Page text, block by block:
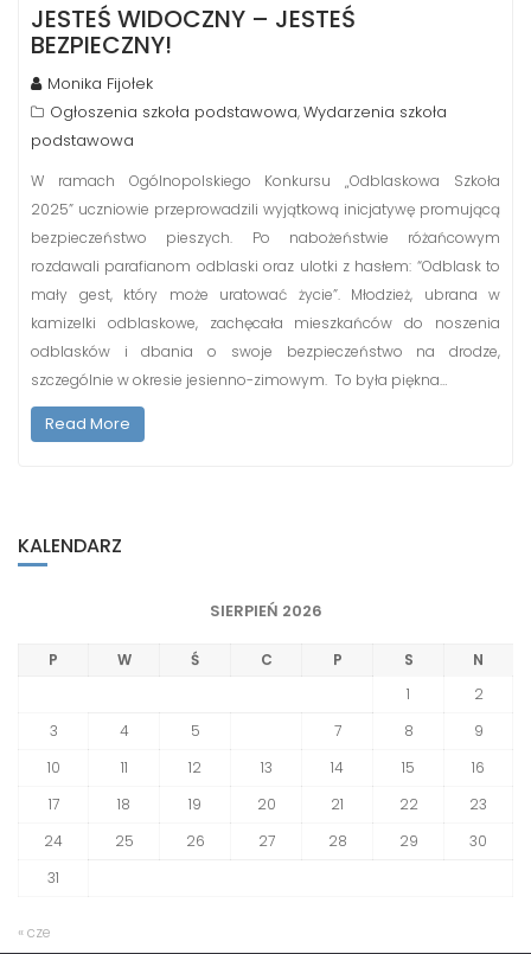
JESTEŚ WIDOCZNY – JESTEŚ
BEZPIECZNY!
Monika Fijołek
Ogłoszenia szkoła podstawowa,Wydarzenia szkoła
podstawowa
W ramach Ogólnopolskiego Konkursu „Odblaskowa Szkoła
2025” uczniowie przeprowadzili wyjątkową inicjatywę promującą
bezpieczeństwo pieszych. Po nabożeństwie różańcowym
rozdawali parafianom odblaski oraz ulotki z hasłem: “Odblask to
mały gest, który może uratować życie”. Młodzież, ubrana w
kamizelki odblaskowe, zachęcała mieszkańców do noszenia
odblasków i dbania o swoje bezpieczeństwo na drodze,
szczególnie w okresie jesienno-zimowym. To była piękna…
Read More
KALENDARZ
SIERPIEŃ 2026
P W Ś C P S
N
1
2
3
4 5 7 8
9
10
11 12 13 14 15
16
17
18 19 20 21 22
23
24
25 26 27 28 29
30
31
« cze